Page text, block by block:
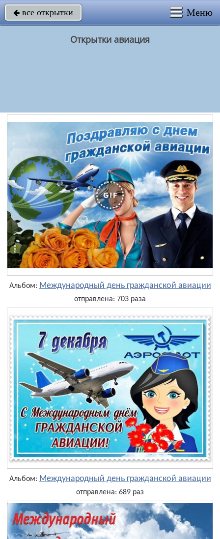
 все открытки Меню
Открытки авиация
Альбом: Международный день гражданской авиации
отправлена: 703 раза
Альбом: Международный день гражданской авиации
отправлена: 689 раз